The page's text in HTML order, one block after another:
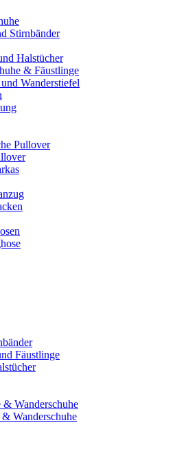
Stirnbänder
Halstücher
& Fäustlinge
Wanderstiefel
Pullover
Fäustlinge
& Wanderschuhe
Wanderschuhe